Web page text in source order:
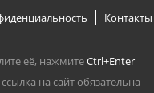
Контакты
её, нажмитеCtrl+Enter
на сайт обязательна